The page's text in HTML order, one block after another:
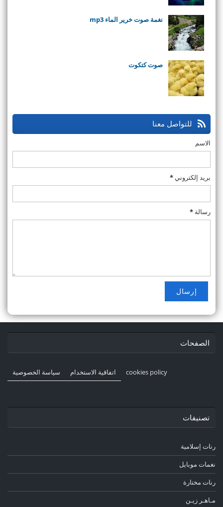
نغمة صوت خرير الماء mp3
صوت كتكوت
للتواصل معنا
الاسم
بريد إلكتروني*
رسالة *
الصفحات
سياسة الخصوصية اتفاقية الاستخدام cookies policy
تصنيفات
رنات إسلامية
نغمات موبايل
رنات مختارة
مـاهـر زيـن